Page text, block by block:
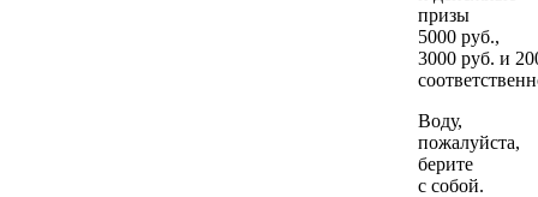
призы
5000 руб.,
3000 руб. и
Воду,
пожалуйста,
берите
с собой.